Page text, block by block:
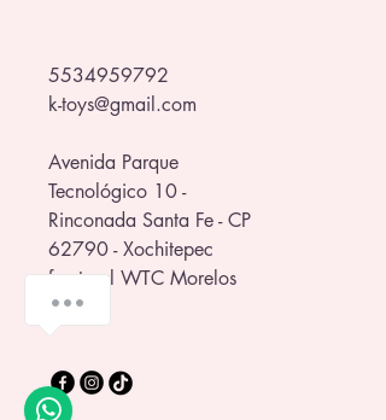
5534959792
k-toys@gmail.com
Avenida Parque
Tecnológico 10 -
Rinconada Santa Fe - CP
62790 - Xochitepec
frente al WTC Morelos